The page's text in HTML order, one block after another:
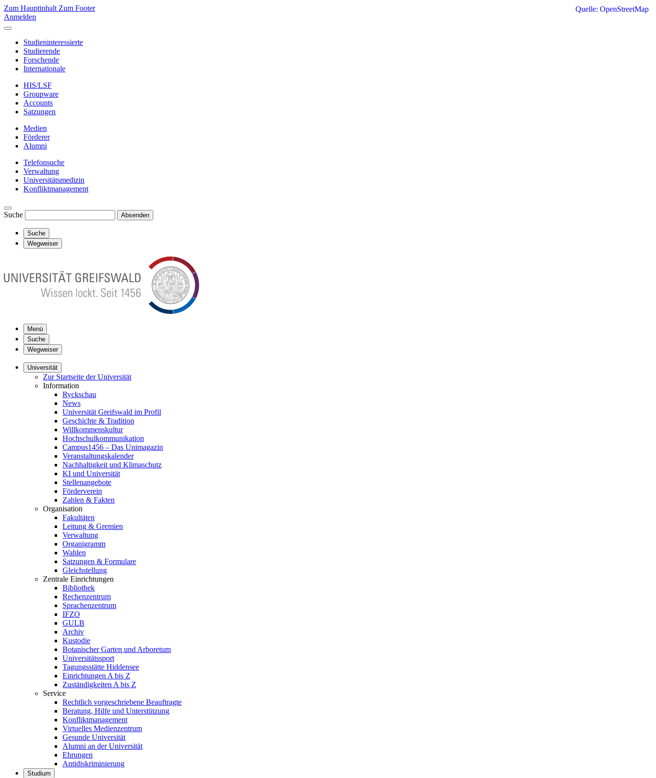
Zum Hauptinhalt Zum Footer
Anmelden
Studieninteressierte
Studierende
Forschende
Internationale
HIS/LSF
Groupware
Accounts
Satzungen
Medien
Förderer
Alumni
Telefonsuche
Verwaltung
Universitätsmedizin
Konfliktmanagement
Suche Absenden
Suche
Wegweiser
Menü
Suche
Wegweiser
Universität
Zur Startseite der Universität
Information
Ryckschau
News
Universität Greifswald im Profil
Geschichte & Tradition
Willkommenskultur
Hochschulkommunikation
Campus1456 – Das Unimagazin
Veranstaltungskalender
Nachhaltigkeit und Klimaschutz
KI und Universität
Stellenangebote
Förderverein
Zahlen & Fakten
Organisation
Fakultäten
Leitung & Gremien
Verwaltung
Organigramm
Wahlen
Satzungen & Formulare
Gleichstellung
Zentrale Einrichtungen
Bibliothek
Rechenzentrum
Sprachenzentrum
IFZO
GULB
Archiv
Kustodie
Botanischer Garten und Arboretum
Universitätssport
Tagungsstätte Hiddensee
Einrichtungen A bis Z
Zuständigkeiten A bis Z
Service
Rechtlich vorgeschriebene Beauftragte
Beratung, Hilfe und Unterstützung
Konfliktmanagement
Virtuelles Medienzentrum
Gesunde Universität
Alumni an der Universität
Ehrungen
Antidiskriminierung
Studium
Quelle: OpenStreetMap